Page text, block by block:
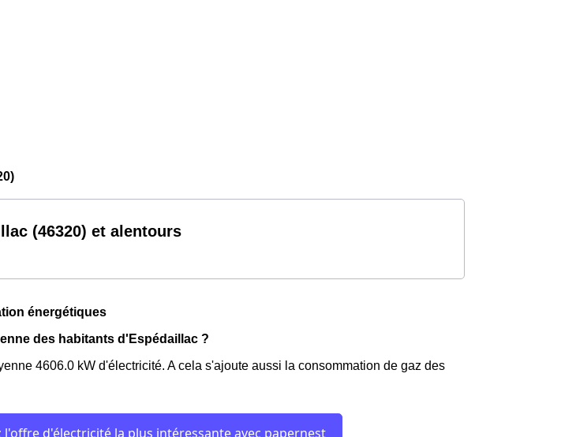
(46320) et alentours
énergétiques
des habitants d'Espédaillac ?
4606.0 kW d'électricité. A cela s'ajoute aussi la consommation de gaz des